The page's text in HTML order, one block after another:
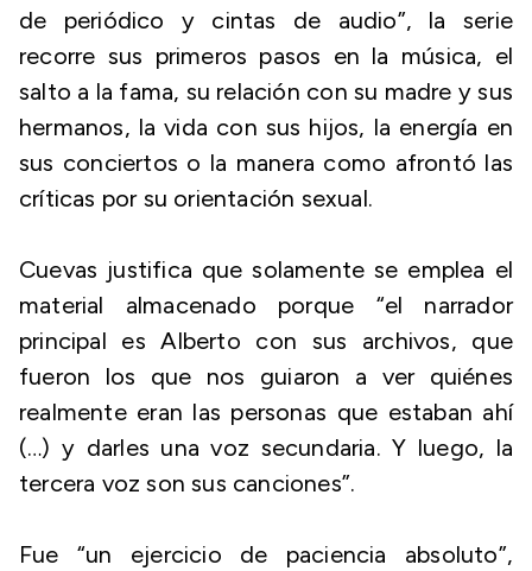
de periódico y cintas de audio”, la serie
recorre sus primeros pasos en la música, el
salto a la fama, su relación con su madre y sus
hermanos, la vida con sus hijos, la energía en
sus conciertos o la manera como afrontó las
críticas por su orientación sexual.
Cuevas justifica que solamente se emplea el
material almacenado porque “el narrador
principal es Alberto con sus archivos, que
fueron los que nos guiaron a ver quiénes
realmente eran las personas que estaban ahí
(…) y darles una voz secundaria. Y luego, la
tercera voz son sus canciones”.
Fue “un ejercicio de paciencia absoluto”,